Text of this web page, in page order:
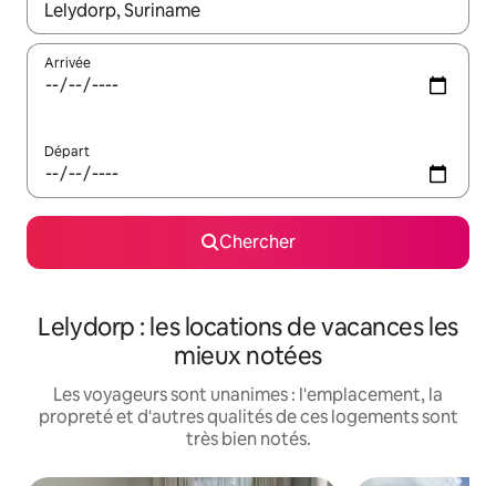
Quand les résultats sont affichés, parcourez-les en utilisant
Arrivée
Départ
Chercher
Lelydorp : les locations de vacances les
mieux notées
Les voyageurs sont unanimes : l'emplacement, la
propreté et d'autres qualités de ces logements sont
très bien notés.